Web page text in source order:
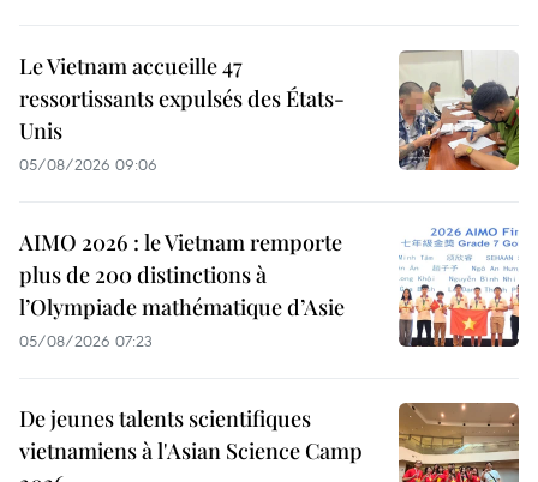
Le Vietnam accueille 47
ressortissants expulsés des États-
Unis
05/08/2026 09:06
AIMO 2026 : le Vietnam remporte
plus de 200 distinctions à
l’Olympiade mathématique d’Asie
05/08/2026 07:23
De jeunes talents scientifiques
vietnamiens à l'Asian Science Camp